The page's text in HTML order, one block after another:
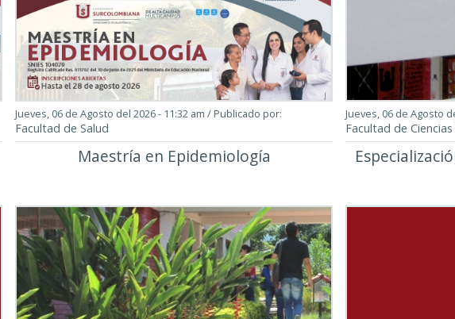
Jueves, 06 de Agosto del 2026 - 11:32 am / Publicado por:
Facultad de Salud
Maestría en Epidemiología
Jueves, 06 de Agosto
Facultad de